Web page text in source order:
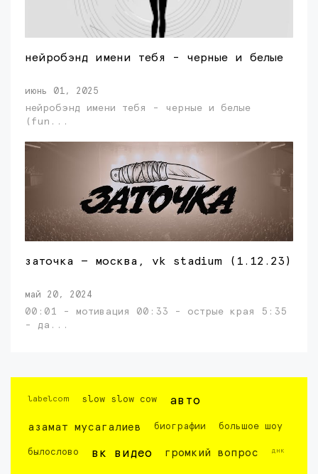
нейробэнд имени тебя - черные и белые
июнь 01, 2025
нейробэнд имени тебя - черные и белые
(fun...
заточка — москва, vk stadium (1.12.23)
май 20, 2024
00:01 - мотивация 00:33 - острые края 5:35
- да...
labelcom slow slow cow авто
азамат мусагалиев биографии большое шоу
былослово вк видео громкий вопрос днк